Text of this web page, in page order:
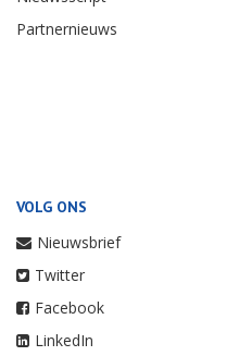
Partnernieuws
VOLG ONS
Nieuwsbrief
Twitter
Facebook
LinkedIn